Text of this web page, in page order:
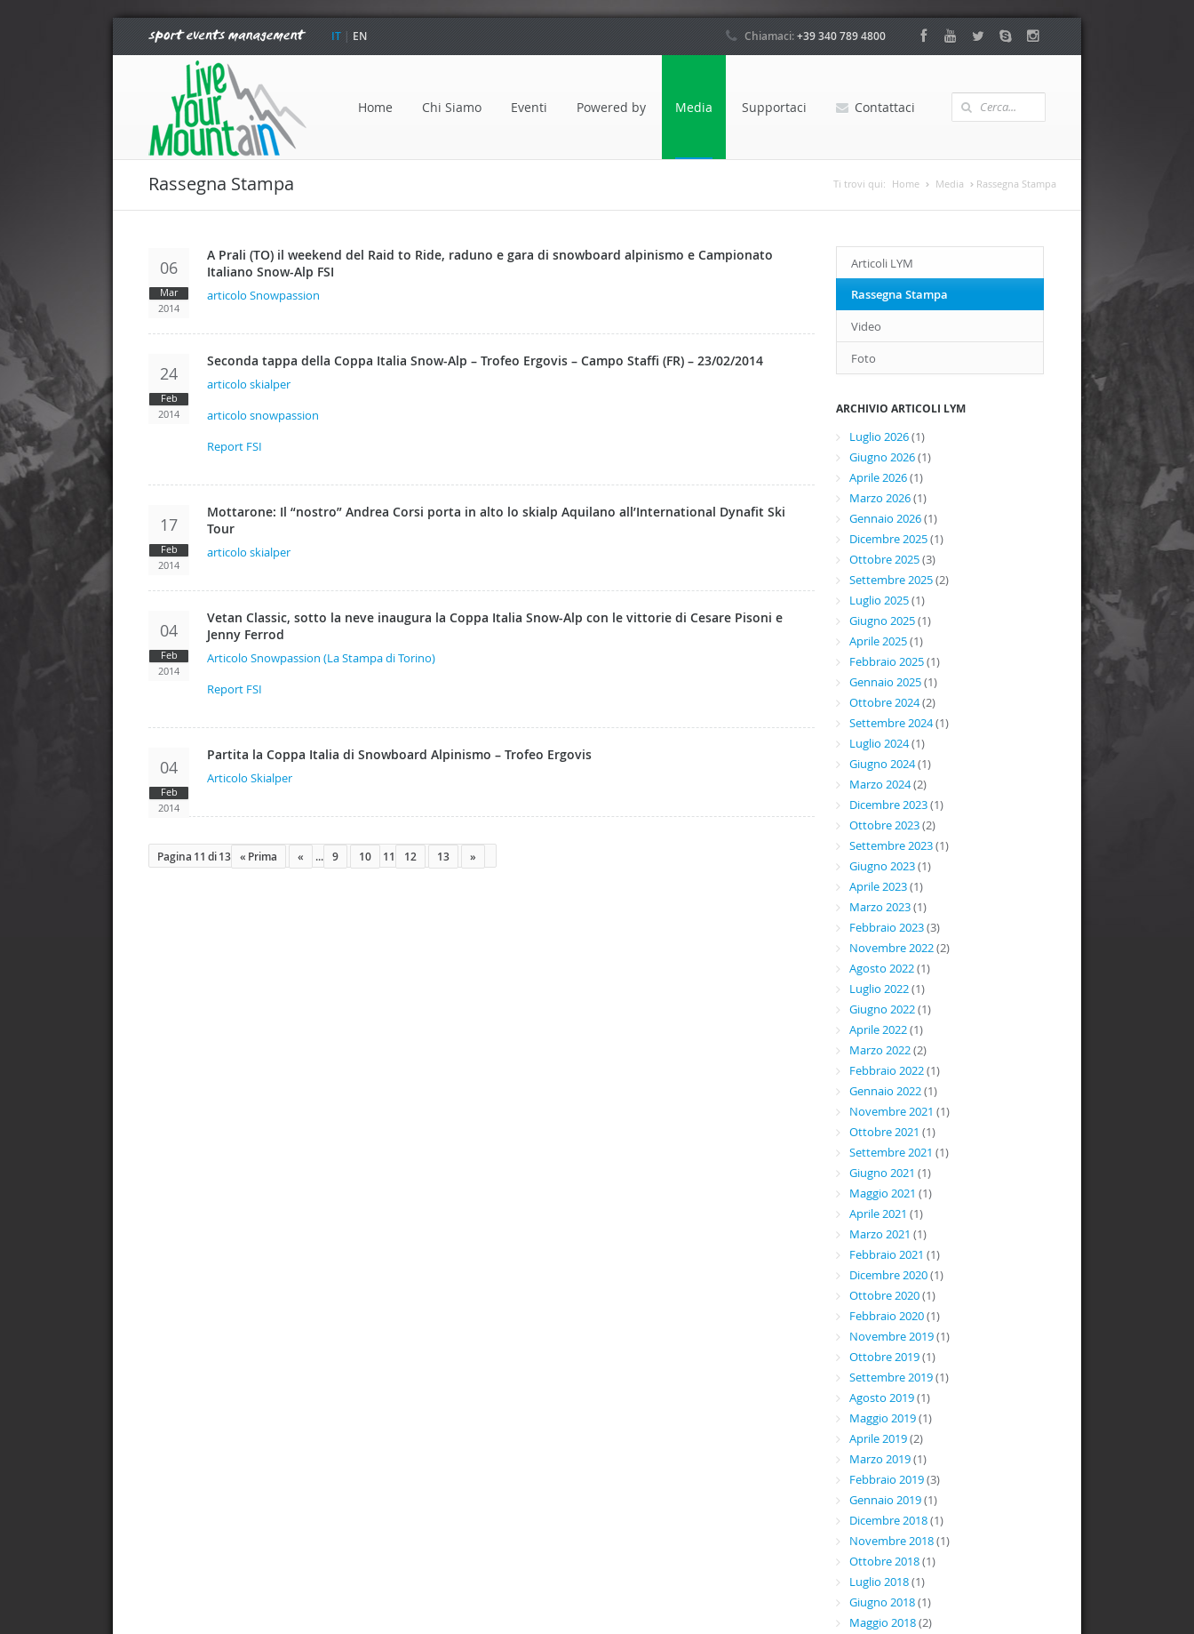
IT | EN Chiamaci:+39 340 789 4800
Home Chi Siamo Eventi Powered by Media Supportaci Contattaci
Rassegna Stampa Ti trovi qui: Home Media Rassegna Stampa
06
Mar
2014
A Prali (TO) il weekend del Raid to Ride, raduno e gara di snowboard alpinismo e Campionato
Italiano Snow-Alp FSI
articolo Snowpassion
24
Feb
2014
Seconda tappa della Coppa Italia Snow-Alp – Trofeo Ergovis – Campo Staffi (FR) – 23/02/2014
articolo skialper
articolo snowpassion
Report FSI
17
Feb
2014
Mottarone: Il “nostro” Andrea Corsi porta in alto lo skialp Aquilano all’International Dynafit Ski
Tour
articolo skialper
04
Feb
2014
Vetan Classic, sotto la neve inaugura la Coppa Italia Snow-Alp con le vittorie di Cesare Pisoni e
Jenny Ferrod
Articolo Snowpassion (La Stampa di Torino)
Report FSI
04
Feb
2014
Partita la Coppa Italia di Snowboard Alpinismo – Trofeo Ergovis
Articolo Skialper
Pagina 11 di 13 « Prima « ... 9 10 11 12 13 »
Articoli LYM
Rassegna Stampa
Video
Foto
ARCHIVIO ARTICOLI LYM
Luglio 2026(1)
Giugno 2026(1)
Aprile 2026(1)
Marzo 2026(1)
Gennaio 2026(1)
Dicembre 2025(1)
Ottobre 2025(3)
Settembre 2025(2)
Luglio 2025(1)
Giugno 2025(1)
Aprile 2025(1)
Febbraio 2025(1)
Gennaio 2025(1)
Ottobre 2024(2)
Settembre 2024(1)
Luglio 2024(1)
Giugno 2024(1)
Marzo 2024(2)
Dicembre 2023(1)
Ottobre 2023(2)
Settembre 2023(1)
Giugno 2023(1)
Aprile 2023(1)
Marzo 2023(1)
Febbraio 2023(3)
Novembre 2022(2)
Agosto 2022(1)
Luglio 2022(1)
Giugno 2022(1)
Aprile 2022(1)
Marzo 2022(2)
Febbraio 2022(1)
Gennaio 2022(1)
Novembre 2021 (1)
Ottobre 2021 (1)
Settembre 2021 (1)
Giugno 2021 (1)
Maggio 2021 (1)
Aprile 2021 (1)
Marzo 2021 (1)
Febbraio 2021 (1)
Dicembre 2020(1)
Ottobre 2020(1)
Febbraio 2020(1)
Novembre 2019(1)
Ottobre 2019(1)
Settembre 2019(1)
Agosto 2019(1)
Maggio 2019(1)
Aprile 2019(2)
Marzo 2019(1)
Febbraio 2019(3)
Gennaio 2019(1)
Dicembre 2018(1)
Novembre 2018(1)
Ottobre 2018(1)
Luglio 2018(1)
Giugno 2018(1)
Maggio 2018(2)